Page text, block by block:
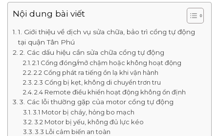
Nội dung bài viết
1. Giới thiệu về dịch vụ sửa chữa, bảo trì cổng tự động
tại quận Tân Phú
2. Các dấu hiệu cần sửa chữa cổng tự động
2.1 Cổng đóng/mở chậm hoặc không hoạt động
2.2 Cổng phát ra tiếng ồn lạ khi vận hành
2.3 Cổng bị kẹt, không di chuyển trơn tru
2.4 Remote điều khiển hoạt động không ổn định
3. Các lỗi thường gặp của motor cổng tự động
3.1 Motor bị cháy, hỏng bo mạch
3.2 Motor bị yếu, không đủ lực kéo
3.3 Lỗi cảm biến an toàn